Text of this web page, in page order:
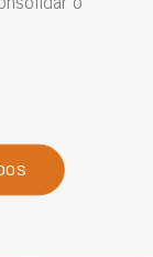
e melhorar o
desafios cada